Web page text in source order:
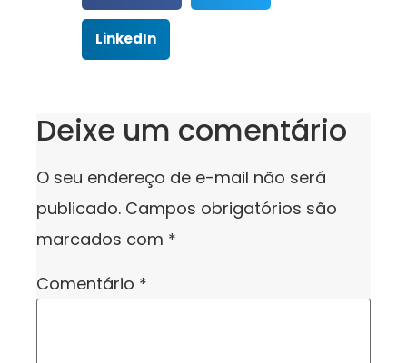
LinkedIn
Deixe um comentário
O seu endereço de e-mail não será
publicado. Campos obrigatórios são
marcados com *
Comentário *